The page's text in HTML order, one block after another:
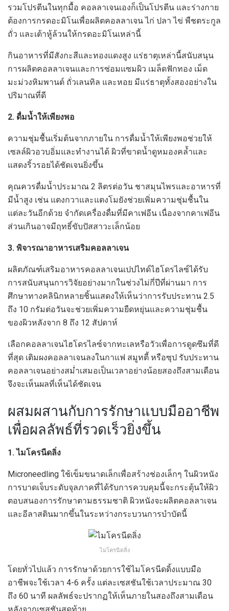
รวมโปรตีนในทุกมื้อ คอลลาเจนเองก็เป็นโปรตีน และร่างกาย
ต้องการกรดอะมิโนเพื่อผลิตคอลลาเจน ไก่ ปลา ไข่ พืชตระกูล
ถั่ว และเต้าหู้ล้วนให้กรดอะมิโนเหล่านี้
กินอาหารที่มีสังกะสีและทองแดงสูง แร่ธาตุเหล่านี้สนับสนุน
การผลิตคอลลาเจนและการซ่อมแซมผิว เมล็ดฟักทอง เม็ด
มะม่วงหิมพานต์ ถั่วเลนทิล และหอย มีแร่ธาตุทั้งสองอย่างใน
ปริมาณที่ดี
2. ดื่มน้ำให้เพียงพอ
ความชุ่มชื้นเริ่มต้นจากภายใน การดื่มน้ำให้เพียงพอช่วยให้
เซลล์ผิวอวบอิ่มและทำงานได้ ผิวที่ขาดน้ำดูหมองคล้ำและ
แสดงริ้วรอยได้ชัดเจนยิ่งขึ้น
คุณควรดื่มน้ำประมาณ 2 ลิตรต่อวัน ชาสมุนไพรและอาหารที่
มีน้ำสูง เช่น แตงกวาและแตงโมยังช่วยเพิ่มความชุ่มชื้นใน
แต่ละวันอีกด้วย จำกัดเครื่องดื่มที่มีคาเฟอีน เนื่องจากคาเฟอีน
ส่วนเกินอาจมีฤทธิ์ขับปัสสาวะเล็กน้อย
3. พิจารณาอาหารเสริมคอลลาเจน
ผลิตภัณฑ์เสริมอาหารคอลลาเจนเปปไทด์ไฮโดรไลซ์ได้รับ
การสนับสนุนการวิจัยอย่างมากในช่วงไม่กี่ปีที่ผ่านมา การ
ศึกษาทางคลินิกหลายชิ้นแสดงให้เห็นว่าการรับประทาน 2.5
ถึง 10 กรัมต่อวันจะช่วยเพิ่มความยืดหยุ่นและความชุ่มชื้น
ของผิวหลังจาก 8 ถึง 12 สัปดาห์
เลือกคอลลาเจนไฮโดรไลซ์จากทะเลหรือวัวเพื่อการดูดซึมที่ดี
ที่สุด เติมผงคอลลาเจนลงในกาแฟ สมูทตี้ หรือซุป รับประทาน
คอลลาเจนอย่างสม่ำเสมอเป็นเวลาอย่างน้อยสองถึงสามเดือน
จึงจะเห็นผลที่เห็นได้ชัดเจน
ผสมผสานกับการรักษาแบบมืออาชีพ
เพื่อผลลัพธ์ที่รวดเร็วยิ่งขึ้น
1. ไมโครนีดลิ่ง
Microneedling ใช้เข็มขนาดเล็กเพื่อสร้างช่องเล็กๆ ในผิวหนัง
การบาดเจ็บระดับจุลภาคที่ได้รับการควบคุมนี้จะกระตุ้นให้ผิว
ตอบสนองการรักษาตามธรรมชาติ ผิวหนังจะผลิตคอลลาเจน
และอีลาสตินมากขึ้นในระหว่างกระบวนการบำบัดนี้
ไมโครนีดลิ่ง
โดยทั่วไปแล้ว การรักษาด้วยการใช้ไมโครนีดดิ้งแบบมือ
อาชีพจะใช้เวลา 4-6 ครั้ง แต่ละเซสชันใช้เวลาประมาณ 30
ถึง 60 นาที ผลลัพธ์จะปรากฏให้เห็นภายในสองถึงสามเดือน